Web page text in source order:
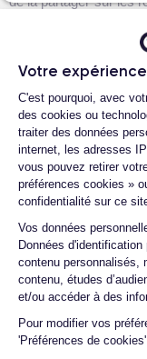
Votre
Plateforme
C'est pourquoi, avec
des cookies ou
traiter des données
internet, les adresses
vous pouvez retirer
préférences cookies »
confidentialité sur ce
Vos données
Données
contenu personnalisés,
contenu, études
et/ou accéder à des
Pour modifier vos
'Préférences de
Grâce à
facilement et
iPhone ou iPad, tout
Profitez de cette
les moments les plus
Méthodes
Lorsqu'il s'agit
existe différentes
examinerons deux
comparaison des
extraite et les options